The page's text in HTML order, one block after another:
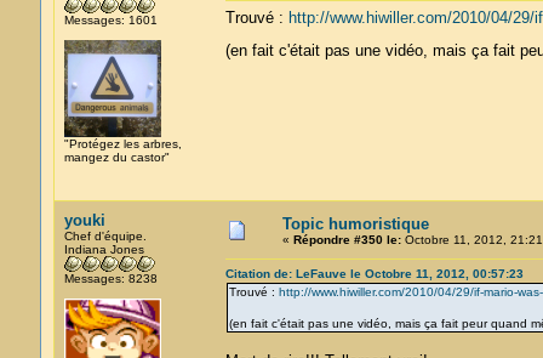
Messages: 1601
"Protégez les arbres,
mangez du castor"
Trouvé : http://www.hiwiller.com/2010/04/29/
(en fait c'était pas une vidéo, mais ça fait
youki
Chef d'équipe.
Indiana Jones
Messages: 8238
Topic humoristique
« Répondre #350 le:Octobre 11, 2012,
Citation de: LeFauve le Octobre 11, 2012, 00:57:23
Trouvé : http://www.hiwiller.com/2010/04/29/if-mario-
(en fait c'était pas une vidéo, mais ça fait peur quand